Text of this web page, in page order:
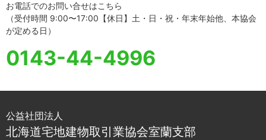
お電話でのお問い合せはこちら
（受付時間 9:00〜17:00【休日】土・日・祝・年末年始他、本協会
が定める日）
0143-44-4996
公益社団法人
北海道宅地建物取引業協会室蘭支部